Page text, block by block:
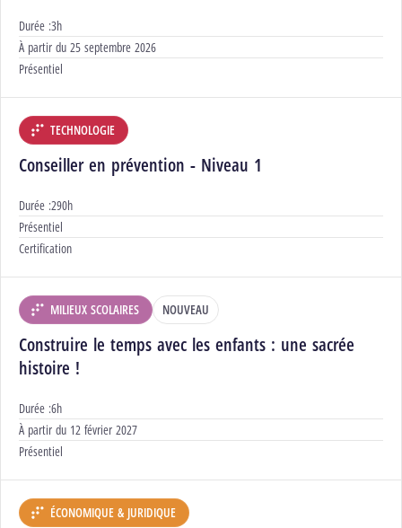
Durée :3h
Début :
À partir du 25 septembre 2026
Modalités :
Présentiel
DÉPARTEMENT :
TECHNOLOGIE
Conseiller en prévention - Niveau 1
Durée :290h
Modalités :
Présentiel
Certification :
Certification
DÉPARTEMENT :
MILIEUX SCOLAIRES NOUVEAU
Construire le temps avec les enfants : une sacrée
histoire !
Durée :6h
Début :
À partir du 12 février 2027
Modalités :
Présentiel
DÉPARTEMENT :
ÉCONOMIQUE & JURIDIQUE